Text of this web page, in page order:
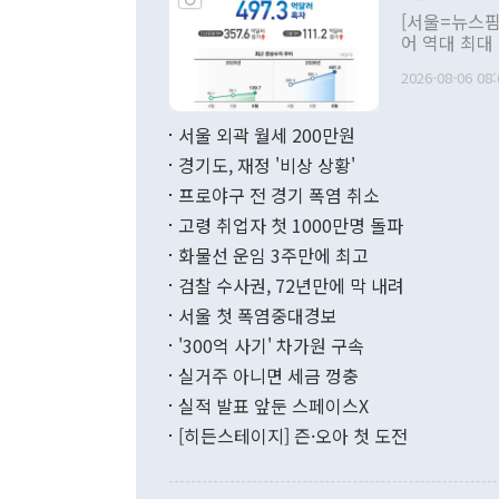
관의 대북
관 부처 장
관의 무리한
다. [정동영 통일부 장관이 지난달 23일 오후 서울 종로구 정부서울청사에
무너졌다고
함께 4자 대
"우리의 선
관은 업무
[서울=뉴스
어 역대 최
료=한국은행] 한국은행이 6일 발표한 '2026년 6월 국제수지(잠정)'
며 월간 기
196.9% 급
수출은
기록했지만
로 전환됐다.
는 배당수입
2026-08-06
서울 외곽 월세 200만원
경기도, 재정 '비상 상황'
프로야구 전 경기 폭염 취소
고령 취업자 첫 1000만명 돌파
화물선 운임 3주만에 최고
검찰 수사권, 72년만에 막 내려
서울 첫 폭염중대경보
'300억 사기' 차가원 구속
실거주 아니면 세금 껑충
실적 발표 앞둔 스페이스X
[히든스테이지] 즌·오아 첫 도전